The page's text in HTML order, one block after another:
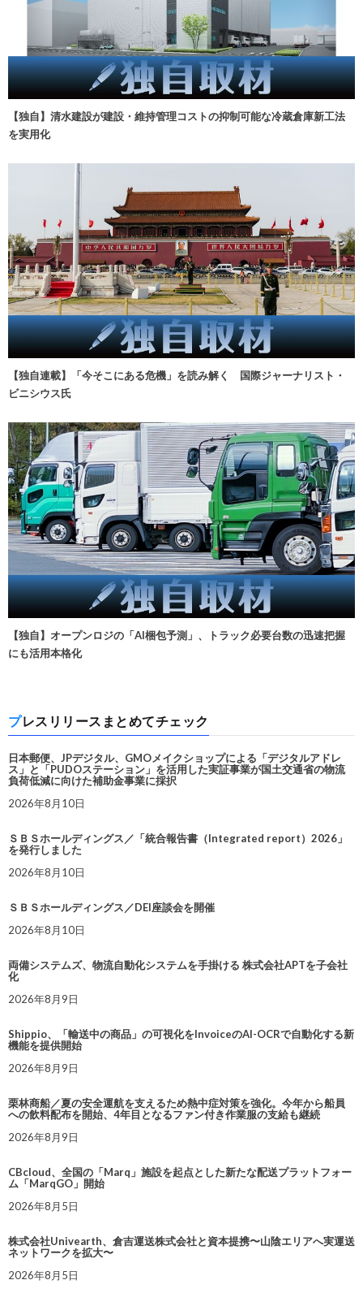
【独自】清水建設が建設・維持管理コストの抑制可能な冷蔵倉庫新工法
を実用化
【独自連載】「今そこにある危機」を読み解く 国際ジャーナリスト・
ビニシウス氏
【独自】オープンロジの「AI梱包予測」、トラック必要台数の迅速把握
にも活用本格化
プレスリリースまとめてチェック
日本郵便、JPデジタル、GMOメイクショップによる「デジタルアドレ
ス」と「PUDOステーション」を活用した実証事業が国土交通省の物流
負荷低減に向けた補助金事業に採択
2026年8月10日
ＳＢＳホールディングス／「統合報告書（Integrated report）2026」
を発行しました
2026年8月10日
ＳＢＳホールディングス／DEI座談会を開催
2026年8月10日
両備システムズ、物流自動化システムを手掛ける 株式会社APTを子会社
化
2026年8月9日
Shippio、「輸送中の商品」の可視化をInvoiceのAI-OCRで自動化する新
機能を提供開始
2026年8月9日
栗林商船／夏の安全運航を支えるため熱中症対策を強化。今年から船員
への飲料配布を開始、4年目となるファン付き作業服の支給も継続
2026年8月9日
CBcloud、全国の「Marq」施設を起点とした新たな配送プラットフォー
ム「MarqGO」開始
2026年8月5日
株式会社Univearth、倉吉運送株式会社と資本提携〜山陰エリアへ実運送
ネットワークを拡大〜
2026年8月5日